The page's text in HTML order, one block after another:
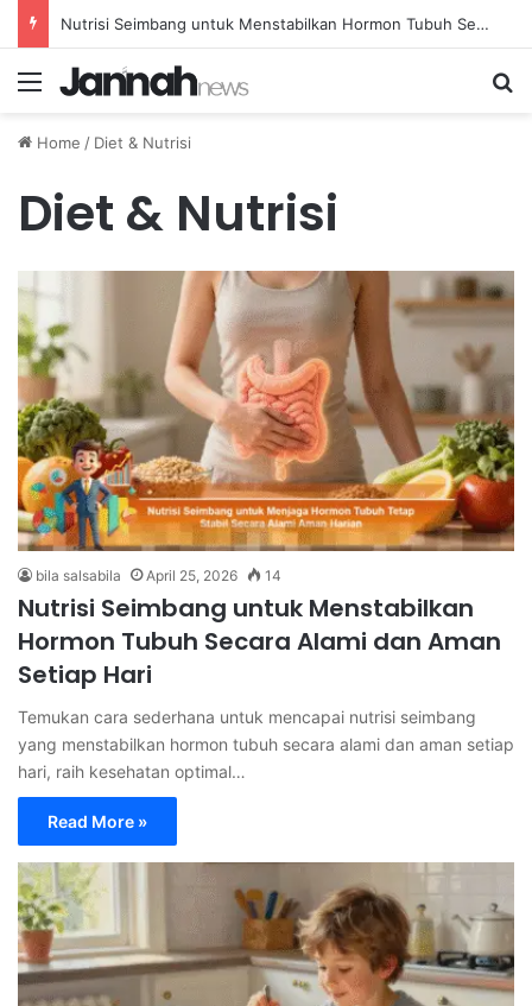
Mengatasi Susah Buang Air Besar Secara Alami Melalui Peningkatan Konsumsi Serat
Menu
Home / Diet & Nutrisi
Diet & Nutrisi
bila salsabila April 25, 2026 14
Nutrisi Seimbang untuk Menstabilkan
Hormon Tubuh Secara Alami dan Aman
Setiap Hari
Temukan cara sederhana untuk mencapai nutrisi seimbang
yang menstabilkan hormon tubuh secara alami dan aman setiap
hari, raih kesehatan optimal…
Read More »